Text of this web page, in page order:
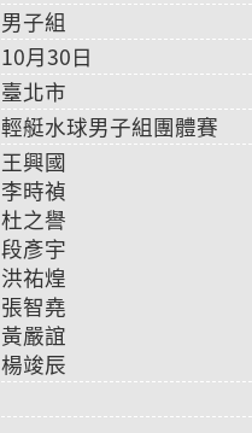
男子組
10月30日
臺北市
輕艇水球男子組團體賽
王興國
李時禎
杜之譽
段彥宇
洪祐煌
張智堯
黃嚴誼
楊竣辰